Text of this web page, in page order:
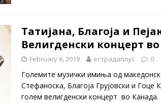
Татијана, Благоја и
Велигденски концерт
February 6, 2019 естрадаплус 0
Големите музички имиња од
Стефаноска, Благоја Грујовски и Гоце
голем велигденски концерт во Канада.